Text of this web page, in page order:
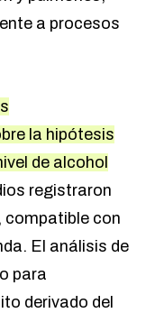
a procesos
la hipótesis
de alcohol
registraron
compatible con
El análisis de
para
derivado del